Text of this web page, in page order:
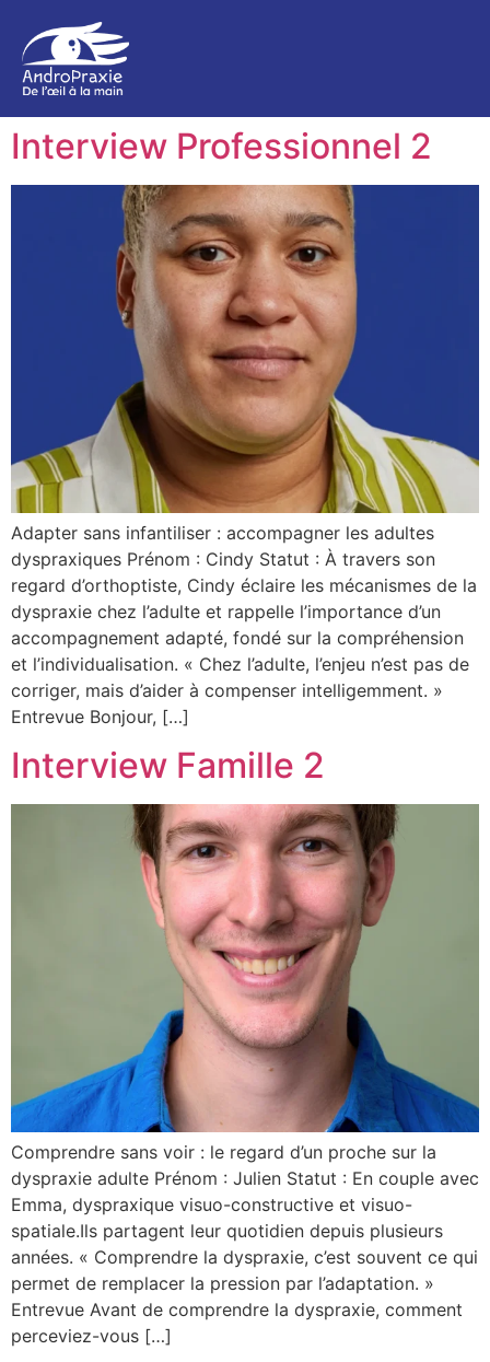
Interview Professionnel 2
Adapter sans infantiliser : accompagner les adultes
dyspraxiques Prénom : Cindy Statut : À travers son
regard d’orthoptiste, Cindy éclaire les mécanismes de la
dyspraxie chez l’adulte et rappelle l’importance d’un
accompagnement adapté, fondé sur la compréhension
et l’individualisation. « Chez l’adulte, l’enjeu n’est pas de
corriger, mais d’aider à compenser intelligemment. »
Entrevue Bonjour, […]
Interview Famille 2
Comprendre sans voir : le regard d’un proche sur la
dyspraxie adulte Prénom : Julien Statut : En couple avec
Emma, dyspraxique visuo-constructive et visuo-
spatiale.Ils partagent leur quotidien depuis plusieurs
années. « Comprendre la dyspraxie, c’est souvent ce qui
permet de remplacer la pression par l’adaptation. »
Entrevue Avant de comprendre la dyspraxie, comment
perceviez-vous […]